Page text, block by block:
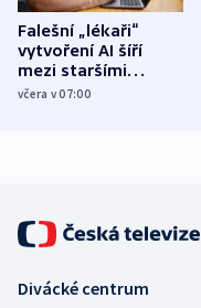
Falešní „lékaři“
vytvoření AI šíří
mezi staršími
Poláky nebezpečné
včera v 07:00
Divácké centrum